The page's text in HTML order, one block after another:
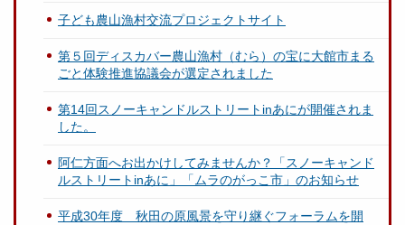
子ども農山漁村交流プロジェクトサイト
第５回ディスカバー農山漁村（むら）の宝に大館市まる
ごと体験推進協議会が選定されました
第14回スノーキャンドルストリートinあにが開催されま
した。
阿仁方面へお出かけしてみませんか？「スノーキャンド
ルストリートinあに」「ムラのがっこ市」のお知らせ
平成30年度 秋田の原風景を守り継ぐフォーラムを開